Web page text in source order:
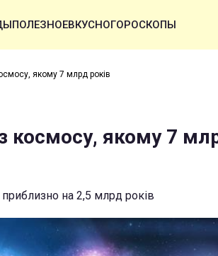
ПОЛЕЗНОЕВКУСНОГОРОСКОПЫ
якому 7 млрд років
космосу, якому 7
на 2,5 млрд років